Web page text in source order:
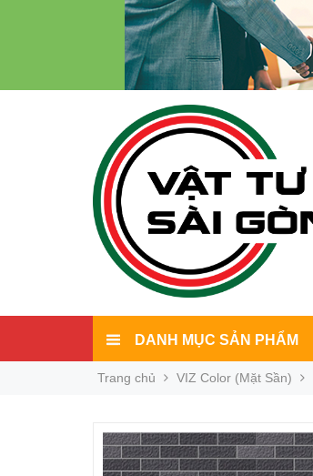
DANH MỤC SẢN PHẨM
Trang chủ VIZ Color (Mặt Sần)